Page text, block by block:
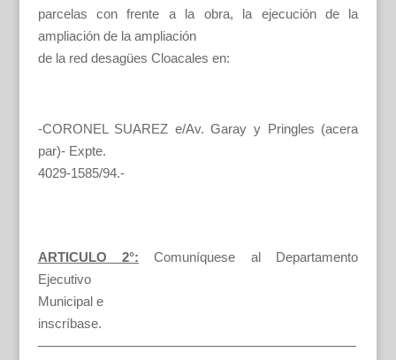
parcelas con frente a la obra, la ejecución de la
ampliación de la ampliación
de la red desagües Cloacales en:
-CORONEL SUAREZ e/Av. Garay y Pringles (acera
par)- Expte.
4029-1585/94.-
ARTICULO 2°: Comuníquese al Departamento
Ejecutivo
Municipal e
inscríbase.
————————————————————————